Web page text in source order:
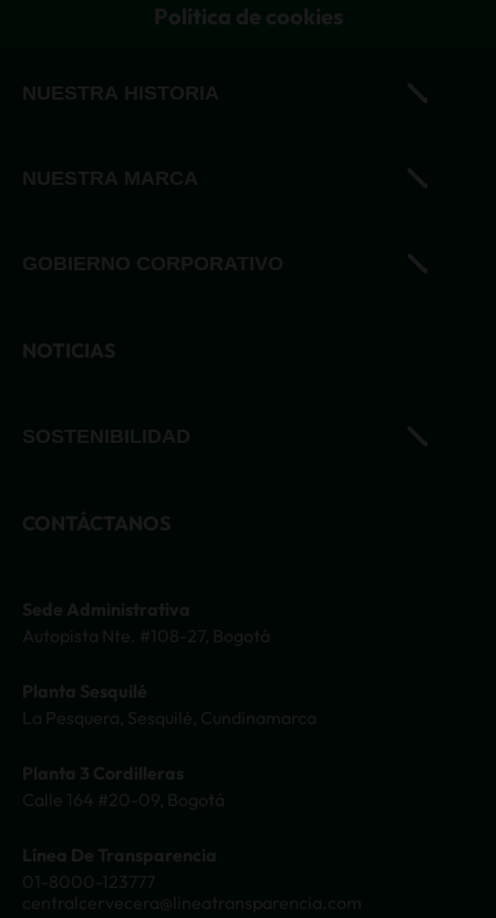
Política de cookies
NUESTRA HISTORIA
NUESTRA MARCA
Natumalta
Tecate
GOBIERNO CORPORATIVO
Ética y responsabilidad
NOTICIAS
SOSTENIBILIDAD
Carbono Neutro
Consumo responsable
Medidas de Precaución
CONTÁCTANOS
Sede Administrativa
Autopista Nte. #108-27, Bogotá
Planta Sesquilé
La Pesquera, Sesquilé, Cundinamarca
Planta 3 Cordilleras
Calle 164 #20-09, Bogotá
Línea De Transparencia
01-8000-123777
centralcervecera@lineatransparencia.com